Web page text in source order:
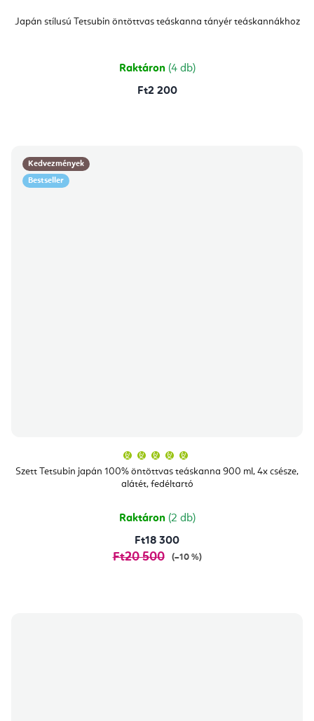
Japán stílusú Tetsubin öntöttvas teáskanna tányér teáskannákhoz
Raktáron (4 db)
Ft2 200
Kedvezmények
Bestseller
Szett Tetsubin japán 100% öntöttvas teáskanna 900 ml, 4x csésze,
alátét, fedéltartó
átlagos
értékelése
5-
csillag.
Raktáron (2 db)
Ft18 300
Ft20 500 (–10 %)